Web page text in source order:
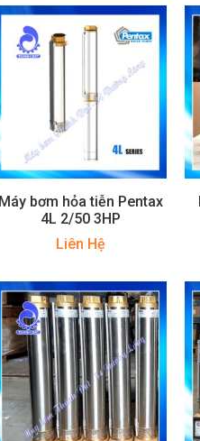
Máy bơm hỏa tiễn Pentax
4L 2/50 3HP
Liên Hệ